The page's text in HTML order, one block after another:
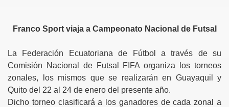
Franco Sport viaja a Campeonato Nacional de Futsal
La Federación Ecuatoriana de Fútbol a través de su
Comisión Nacional de Futsal FIFA organiza los torneos
zonales, los mismos que se realizarán en Guayaquil y
Quito del 22 al 24 de enero del presente año.
Dicho torneo clasificará a los ganadores de cada zonal a